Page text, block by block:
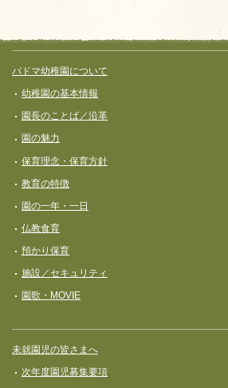
フッターコンテンツ
パドマ幼稚園について
幼稚園の基本情報
園長のことば／沿革
園の魅力
保育理念・保育⽅針
教育の特徴
園の一年・一日
仏教食育
預かり保育
施設／セキュリティ
園歌・MOVIE
未就園児の皆さまへ
次年度園児募集要項